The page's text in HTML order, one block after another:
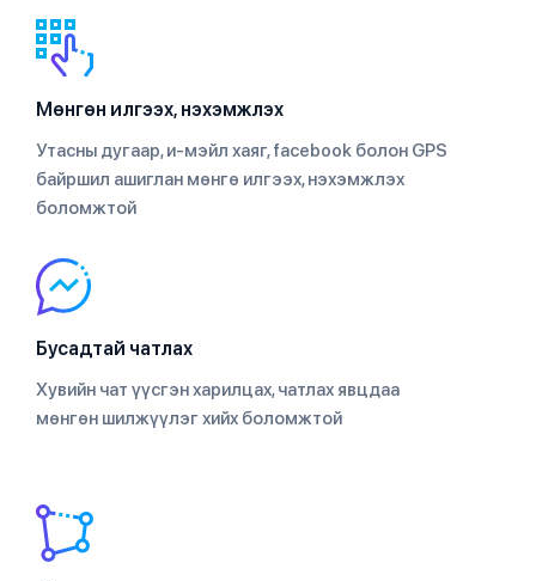
Мөнгөн илгээх, нэхэмжлэх
Утасны дугаар, и-мэйл хаяг, facebook болон GPS
байршил ашиглан мөнгө илгээх, нэхэмжлэх
боломжтой
Бусадтай чатлах
Хувийн чат үүсгэн харилцах, чатлах явцдаа
мөнгөн шилжүүлэг хийх боломжтой